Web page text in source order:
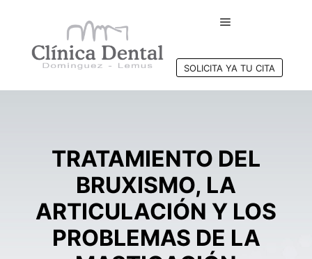
SOLICITA YA TU CITA
TRATAMIENTO DEL
BRUXISMO, LA
ARTICULACIÓN Y LOS
PROBLEMAS DE LA